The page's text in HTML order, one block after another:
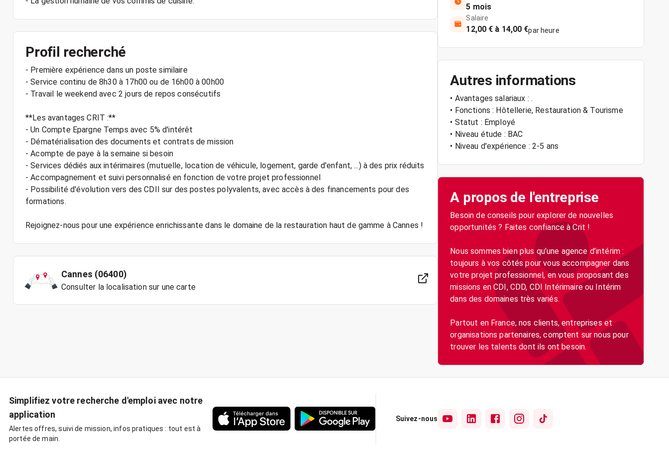
Profil recherché
- Première expérience dans un poste similaire
- Service continu de 8h30 à 17h00 ou de 16h00 à 00h00
- Travail le weekend avec 2 jours de repos consécutifs
**Les avantages CRIT :**
- Un Compte Epargne Temps avec 5% d'intérêt
- Dématérialisation des documents et contrats de mission
- Acompte de paye à la semaine si besoin
- Services dédiés aux intérimaires (mutuelle, location de véhicule, logement, garde d'enfant, ...) à des prix réduits
- Accompagnement et suivi personnalisé en fonction de votre projet professionnel
- Possibilité d'évolution vers des CDII sur des postes polyvalents, avec accès à des financements pour des
formations.
Cannes (06400)
Consulter la localisation sur une carte
5 mois
Salaire
12,00 € à 14,00 €par heure
Autres informations
• Avantages salariaux : .
• Fonctions : Hôtellerie, Restauration & Tourisme
• Statut : Employé
• Niveau étude : BAC
• Niveau d'expérience : 2-5 ans
A propos de l'entreprise
Besoin de conseils pour explorer de nouvelles
opportunités ? Faites confiance à Crit !
Nous sommes bien plus qu’une agence d’intérim :
toujours à vos côtés pour vous accompagner dans
votre projet professionnel, en vous proposant des
missions en CDI, CDD, CDI Intérimaire ou Intérim
dans des domaines très variés.
Partout en France, nos clients, entreprises et
organisations partenaires, comptent sur nous pour
trouver les talents dont ils ont besoin.
Simplifiez votre recherche d'emploi avec notre
application
Alertes offres, suivi de mission, infos pratiques : tout est à
portée de main.
Suivez-nous